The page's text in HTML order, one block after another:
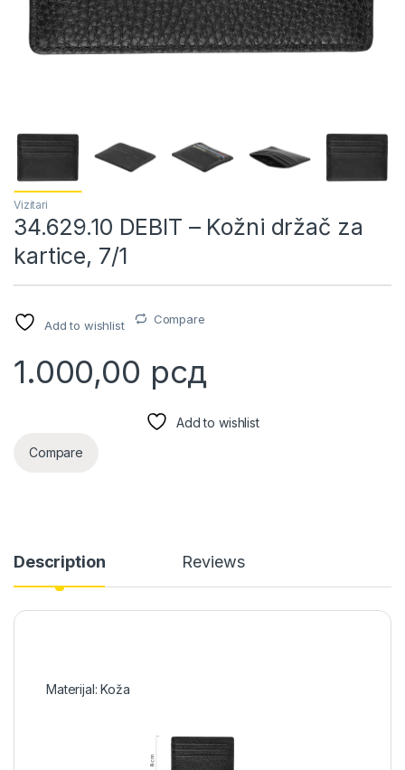
Vizitari
34.629.10 DEBIT – Kožni držač za
kartice, 7/1
Add to wishlist Compare
1.000,00 рсд
Add to wishlist
Compare
Description Reviews
Materijal: Koža